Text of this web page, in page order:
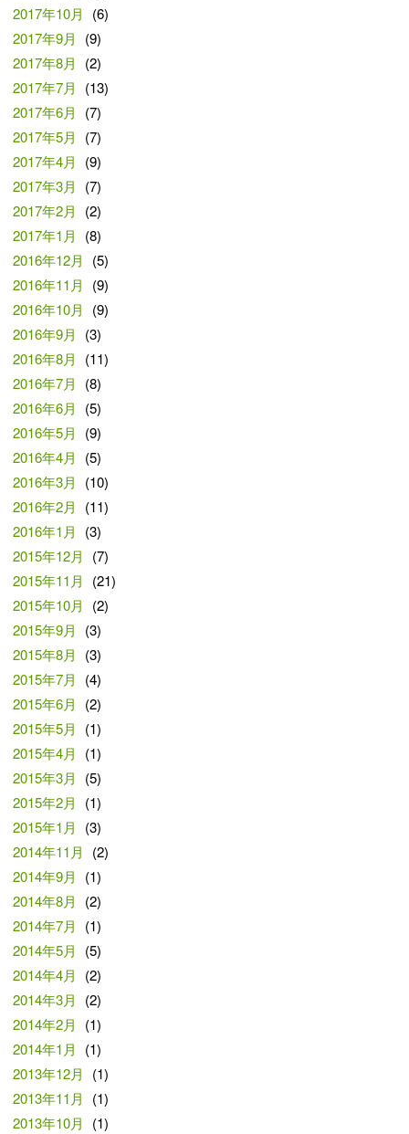
2017年10月
(6)
2017年9月
(9)
2017年8月
(2)
2017年7月
(13)
2017年6月
(7)
2017年5月
(7)
2017年4月
(9)
2017年3月
(7)
2017年2月
(2)
2017年1月
(8)
2016年12月
(5)
2016年11月
(9)
2016年10月
(9)
2016年9月
(3)
2016年8月
(11)
2016年7月
(8)
2016年6月
(5)
2016年5月
(9)
2016年4月
(5)
2016年3月
(10)
2016年2月
(11)
2016年1月
(3)
2015年12月
(7)
2015年11月
(21)
2015年10月
(2)
2015年9月
(3)
2015年8月
(3)
2015年7月
(4)
2015年6月
(2)
2015年5月
(1)
2015年4月
(1)
2015年3月
(5)
2015年2月
(1)
2015年1月
(3)
2014年11月
(2)
2014年9月
(1)
2014年8月
(2)
2014年7月
(1)
2014年5月
(5)
2014年4月
(2)
2014年3月
(2)
2014年2月
(1)
2014年1月
(1)
2013年12月
(1)
2013年11月
(1)
2013年10月
(1)